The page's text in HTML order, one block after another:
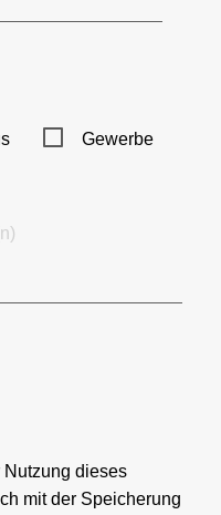
Gewerbe
Nutzung dieses
mit der Speicherung